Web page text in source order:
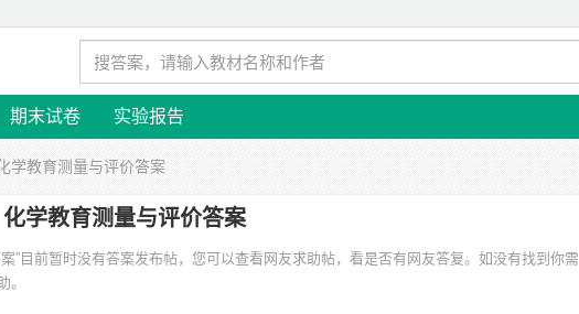
期末试卷 实验报告
学教育测量与评价答案
化学教育测量与评价答案
”目前暂时没有答案发布帖，您可以查看网友求助帖，看是否有网友答复。如没有找到你需
。